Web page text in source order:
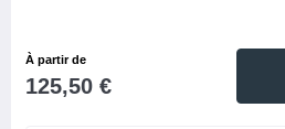
À partir de
125,50 €